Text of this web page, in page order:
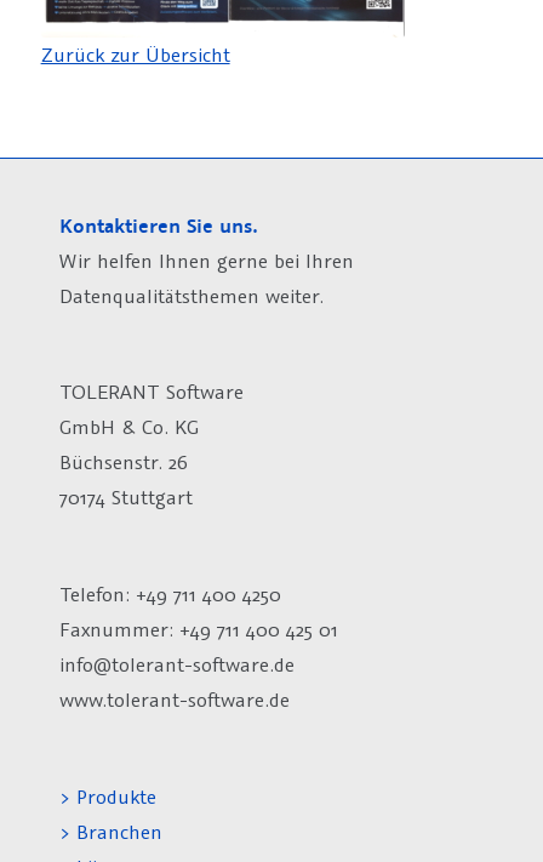
Zurück zur Übersicht
Kontaktieren Sie uns.
Wir helfen Ihnen gerne bei Ihren
Datenqualitätsthemen weiter.
TOLERANT Software
GmbH & Co. KG
Büchsenstr. 26
70174 Stuttgart
Telefon: +49 711 400 4250
Faxnummer: +49 711 400 425 01
info@tolerant-software.de
www.tolerant-software.de
> Produkte
> Branchen